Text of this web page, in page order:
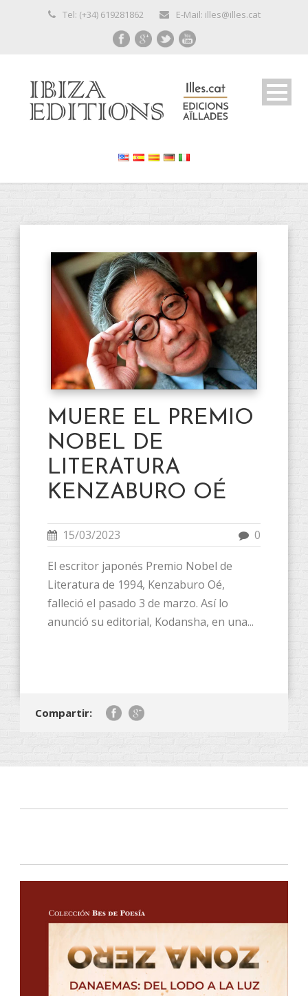
Tel: (+34) 619281862 E-Mail: illes@illes.cat
MUERE EL PREMIO
NOBEL DE
LITERATURA
KENZABURO OÉ
15/03/2023 0
El escritor japonés Premio Nobel de
Literatura de 1994, Kenzaburo Oé,
falleció el pasado 3 de marzo. Así lo
anunció su editorial, Kodansha, en una...
Compartir: